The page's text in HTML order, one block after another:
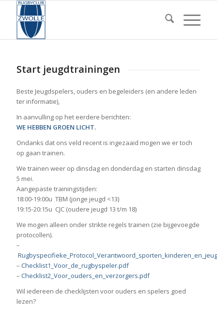
Start jeugdtrainingen
Beste Jeugdspelers, ouders en begeleiders (en andere leden
ter informatie),
In aanvulling op het eerdere berichten:
WE HEBBEN GROEN LICHT.
Ondanks dat ons veld recent is ingezaaid mogen we er toch
op gaan trainen.
We trainen weer op dinsdag en donderdag en starten dinsdag
5 mei.
Aangepaste trainingstijden:
18:00-19:00u TBM (jonge jeugd <13)
19:15-20:15u CJC (oudere jeugd 13 t/m 18)
We mogen alleen onder strikte regels trainen (zie bijgevoegde
protocollen).
–
– Checklist1_Voor_de_rugbyspeler.pdf
– Checklist2_Voor_ouders_en_verzorgers.pdf
Wil iedereen de checklijsten voor ouders en spelers goed
lezen?